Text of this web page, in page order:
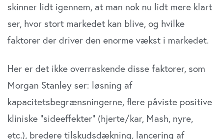
skinner lidt igennem, at man nok nu lidt mere klart
ser, hvor stort markedet kan blive, og hvilke
faktorer der driver den enorme vækst i markedet.
Her er det ikke overraskende disse faktorer, som
Morgan Stanley ser: løsning af
kapacitetsbegrænsningerne, flere påviste positive
kliniske ”sideeffekter” (hjerte/kar, Mash, nyre,
etc.), bredere tilskudsdækning, lancering af